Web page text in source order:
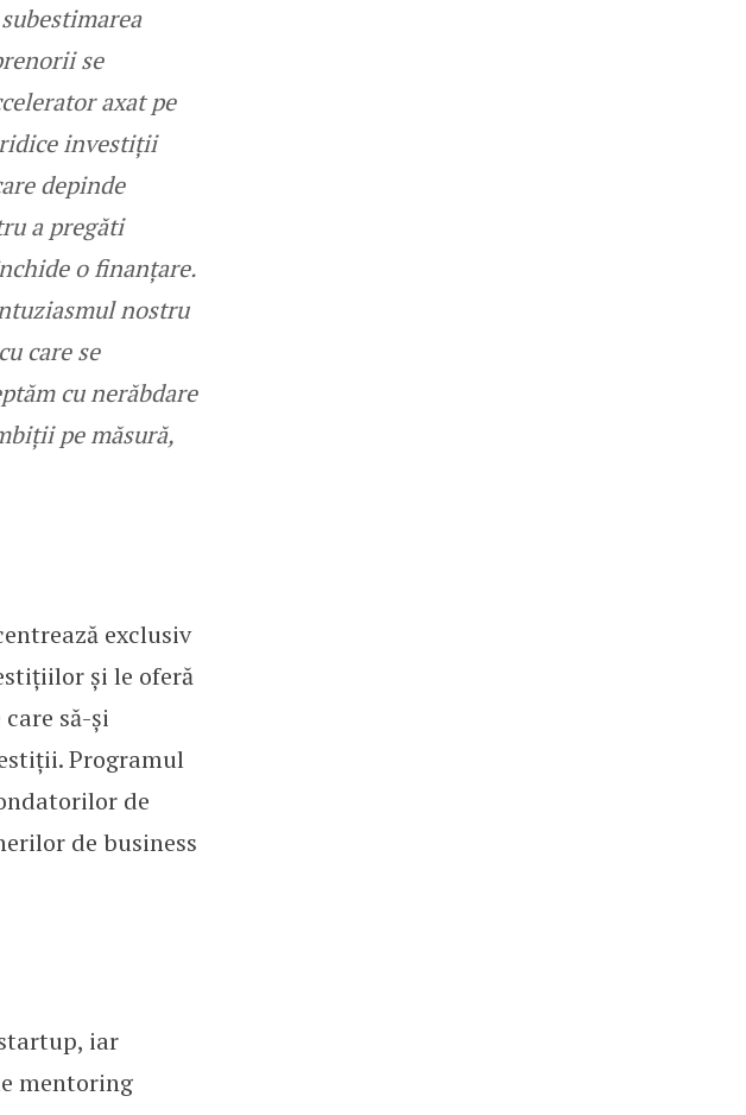
se
axat pe
investiții
depinde
a pregăti
o finanțare.
nostru
care se
cu nerăbdare
pe măsură,
exclusiv
și le oferă
să-și
Programul
de
de business
iar
mentoring